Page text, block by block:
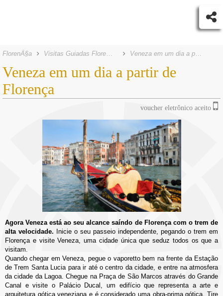
FlorenÃ§a Visitas Guiadas Florença Veneza em um dia a partir de Florença
Veneza em um dia a partir de
Florença
voucher eletrônico aceito
Agora Veneza está ao seu alcance saíndo de Florença com o trem de
alta velocidade. Inicie o seu passeio independente, pegando o trem em
Florença e visite Veneza, uma cidade única que seduz todos os que a
visitam.
Quando chegar em Veneza, pegue o vaporetto bem na frente da Estação
de Trem Santa Lucia para ir até o centro da cidade, e entre na atmosfera
da cidade da Lagoa. Chegue na Praça de São Marcos através do Grande
Canal e visite o Palácio Ducal, um edifício que representa a arte e
arquitetura gótica veneziana e é considerado uma obra-prima gótica. Tire